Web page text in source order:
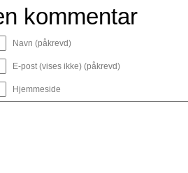
kommentar
Navn (påkrevd)
E-post (vises ikke) (påkrevd)
Hjemmeside